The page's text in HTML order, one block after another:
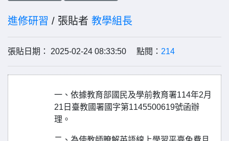
進修研習 / 張貼者 教學組長
張貼日期： 2025-02-24 08:33:50 點閱： 214
一、依據教育部國民及學前教育署114年2月
21日臺教國署國字第1145500619號函辦
理。